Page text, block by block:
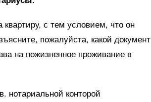
с тем условием, что он
пожалуйста, какой документ
на пожизненное проживание в
нотариальной конторой